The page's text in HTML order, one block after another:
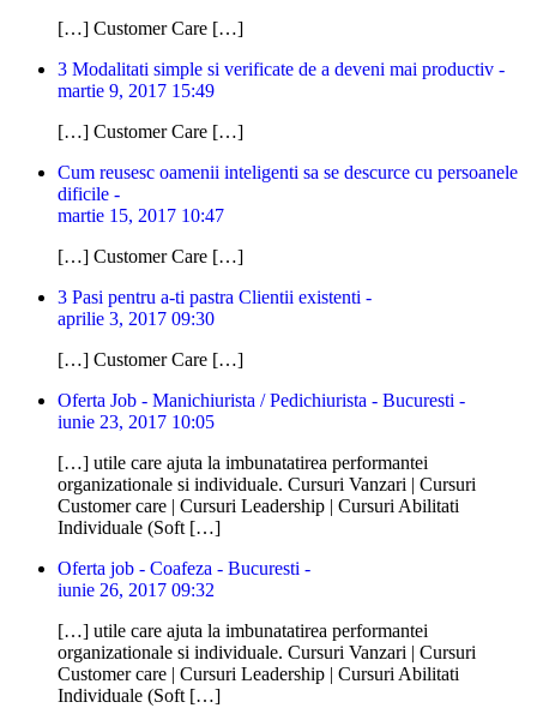
[…] Customer Care […]
3 Modalitati simple si verificate de a deveni mai productiv -
martie 9, 2017 15:49
[…] Customer Care […]
Cum reusesc oamenii inteligenti sa se descurce cu persoanele
dificile -
martie 15, 2017 10:47
[…] Customer Care […]
3 Pasi pentru a-ti pastra Clientii existenti -
aprilie 3, 2017 09:30
[…] Customer Care […]
Oferta Job - Manichiurista / Pedichiurista - Bucuresti -
iunie 23, 2017 10:05
[…] utile care ajuta la imbunatatirea performantei
organizationale si individuale. Cursuri Vanzari | Cursuri
Customer care | Cursuri Leadership | Cursuri Abilitati
Individuale (Soft […]
Oferta job - Coafeza - Bucuresti -
iunie 26, 2017 09:32
[…] utile care ajuta la imbunatatirea performantei
organizationale si individuale. Cursuri Vanzari | Cursuri
Customer care | Cursuri Leadership | Cursuri Abilitati
Individuale (Soft […]